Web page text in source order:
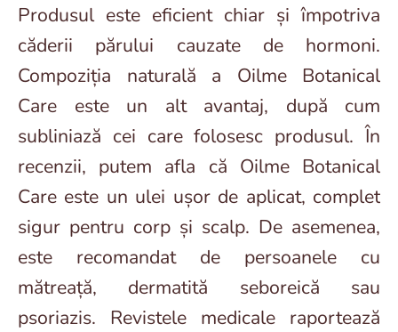
Produsul este eficient chiar și împotriva
căderii părului cauzate de hormoni.
Compoziția naturală a Oilme Botanical
Care este un alt avantaj, după cum
subliniază cei care folosesc produsul. În
recenzii, putem afla că Oilme Botanical
Care este un ulei ușor de aplicat, complet
sigur pentru corp și scalp. De asemenea,
este recomandat de persoanele cu
mătreață, dermatită seboreică sau
psoriazis. Revistele medicale raportează